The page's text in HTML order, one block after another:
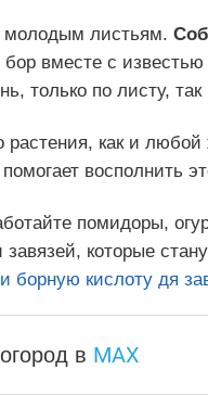
молодым листьям.
бор вместе с
только по листу,
растения, как и
восполнить
помидоры,
которые
борную кислоту дя
в MAX